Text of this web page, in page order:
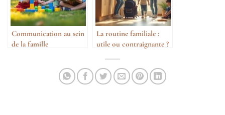
Communication au sein
de la famille
La routine familiale :
utile ou contraignante ?